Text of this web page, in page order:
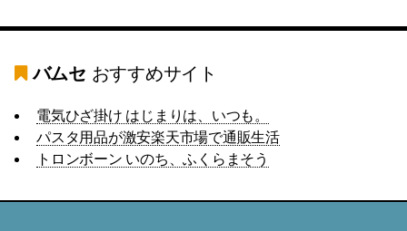
バムセ おすすめサイト
電気ひざ掛け はじまりは、いつも。
パスタ用品が激安楽天市場で通販生活
トロンボーン いのち、ふくらまそう